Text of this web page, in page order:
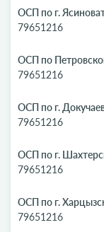
ОСП по г.
79651216
ОСП по
79651216
ОСП по г.
79651216
ОСП по г.
79651216
ОСП по г.
79651216